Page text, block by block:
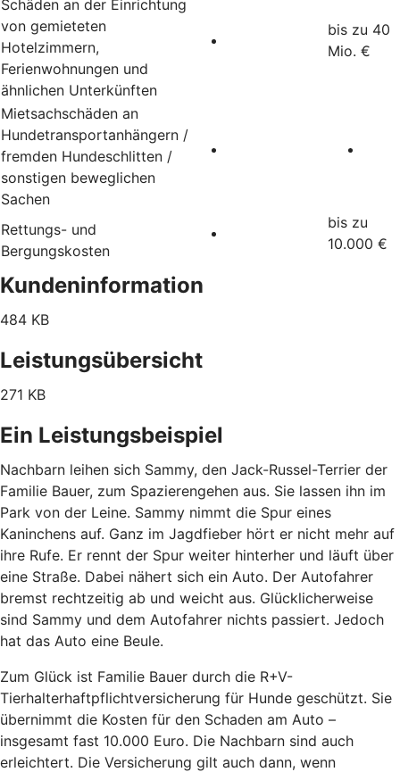
Schäden an der Einrichtung
von gemieteten
Hotelzimmern,
Ferienwohnungen und
ähnlichen Unterkünften
bis zu 40
Mio. €
Mietsachschäden an
Hundetransportanhängern /
fremden Hundeschlitten /
sonstigen beweglichen
Sachen
Rettungs- und
Bergungskosten
bis zu
10.000 €
Kundeninformation
484 KB
Leistungsübersicht
271 KB
Ein Leistungsbeispiel
Nachbarn leihen sich Sammy, den Jack-Russel-Terrier der
Familie Bauer, zum Spazierengehen aus. Sie lassen ihn im
Park von der Leine. Sammy nimmt die Spur eines
Kaninchens auf. Ganz im Jagdfieber hört er nicht mehr auf
ihre Rufe. Er rennt der Spur weiter hinterher und läuft über
eine Straße. Dabei nähert sich ein Auto. Der Autofahrer
bremst rechtzeitig ab und weicht aus. Glücklicherweise
sind Sammy und dem Autofahrer nichts passiert. Jedoch
hat das Auto eine Beule.
Zum Glück ist Familie Bauer durch die R+V-
Tierhalterhaftpflichtversicherung für Hunde geschützt. Sie
übernimmt die Kosten für den Schaden am Auto –
insgesamt fast 10.000 Euro. Die Nachbarn sind auch
erleichtert. Die Versicherung gilt auch dann, wenn